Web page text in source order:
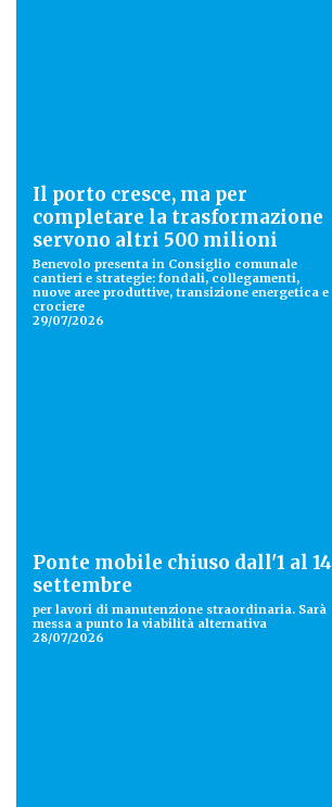
Il porto cresce, ma per
completare la trasformazione
servono altri 500 milioni
Benevolo presenta in Consiglio comunale
cantieri e strategie: fondali, collegamenti,
nuove aree produttive, transizione energetica e
crociere
29/07/2026
Ponte mobile chiuso dall'1 al 14
settembre
per lavori di manutenzione straordinaria. Sarà
messa a punto la viabilità alternativa
28/07/2026